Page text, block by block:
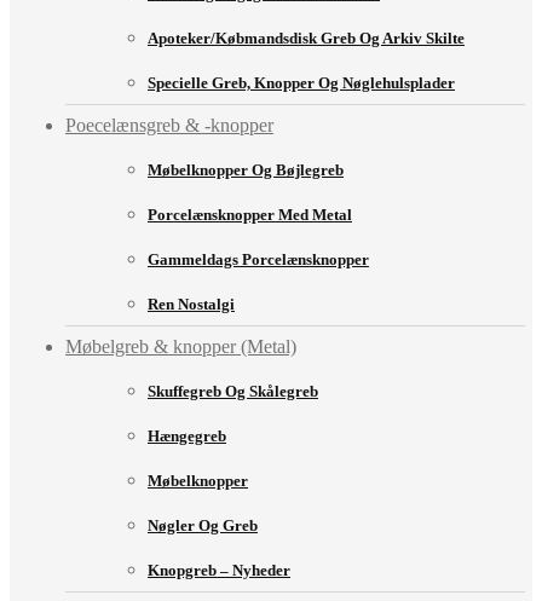
Apoteker/købmandsdisk Greb Og Arkiv Skilte
Specielle Greb, Knopper Og Nøglehulsplader
Poecelænsgreb & -knopper
Møbelknopper Og Bøjlegreb
Porcelænsknopper Med Metal
Gammeldags Porcelænsknopper
Ren Nostalgi
Møbelgreb & knopper (Metal)
Skuffegreb Og Skålegreb
Hængegreb
Møbelknopper
Nøgler Og Greb
Knopgreb – Nyheder